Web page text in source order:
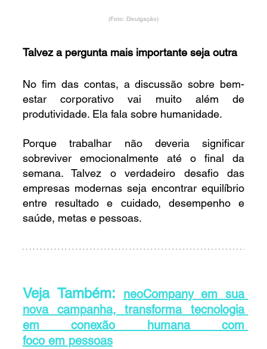
(Foto: Divulgação)
Talvez a pergunta mais importante seja outra
No fim das contas, a discussão sobre bem-
estar corporativo vai muito além de
produtividade. Ela fala sobre humanidade.
Porque trabalhar não deveria significar
sobreviver emocionalmente até o final da
semana. Talvez o verdadeiro desafio das
empresas modernas seja encontrar equilíbrio
entre resultado e cuidado, desempenho e
saúde, metas e pessoas.
Veja Também:
neoCompany em sua
nova campanha, transforma tecnologia
em conexão humana com
foco em pessoas